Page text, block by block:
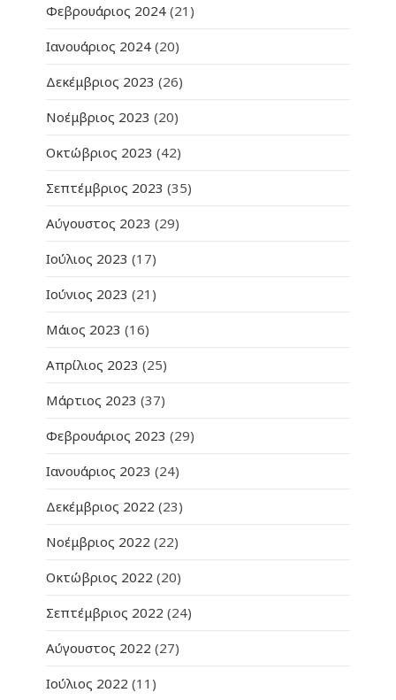
Φεβρουάριος 2024 (21)
Ιανουάριος 2024 (20)
Δεκέμβριος 2023 (26)
Νοέμβριος 2023 (20)
Οκτώβριος 2023 (42)
Σεπτέμβριος 2023 (35)
Αύγουστος 2023 (29)
Ιούλιος 2023 (17)
Ιούνιος 2023 (21)
Μάιος 2023 (16)
Απρίλιος 2023 (25)
Μάρτιος 2023 (37)
Φεβρουάριος 2023 (29)
Ιανουάριος 2023 (24)
Δεκέμβριος 2022 (23)
Νοέμβριος 2022 (22)
Οκτώβριος 2022 (20)
Σεπτέμβριος 2022 (24)
Αύγουστος 2022 (27)
Ιούλιος 2022 (11)